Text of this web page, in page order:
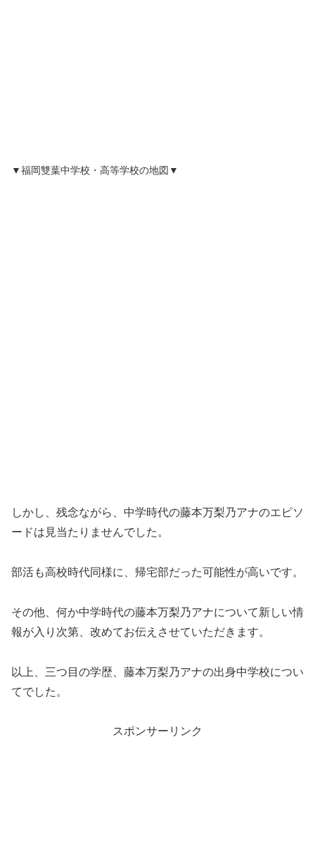
▼福岡雙葉中学校・高等学校の地図▼
しかし、残念ながら、中学時代の藤本万梨乃アナのエピソ
ードは見当たりませんでした。
部活も高校時代同様に、帰宅部だった可能性が高いです。
その他、何か中学時代の藤本万梨乃アナについて新しい情
報が入り次第、改めてお伝えさせていただきます。
以上、三つ目の学歴、藤本万梨乃アナの出身中学校につい
てでした。
スポンサーリンク